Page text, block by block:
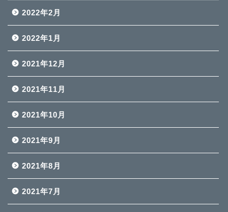
2022年2月
2022年1月
2021年12月
2021年11月
2021年10月
2021年9月
2021年8月
2021年7月